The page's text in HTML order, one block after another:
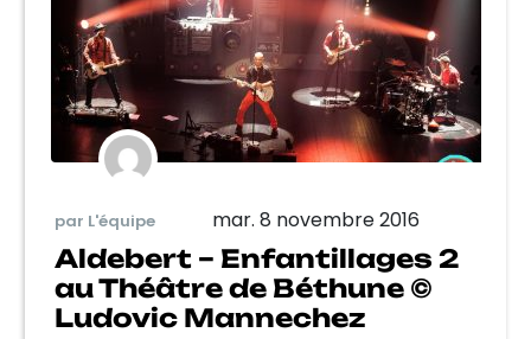
par L'équipe mar. 8 novembre 2016
Aldebert – Enfantillages 2
au Théâtre de Béthune ©
Ludovic Mannechez